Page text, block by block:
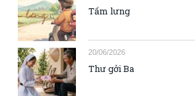
Tấm lưng
20/06/2026
Thư gởi Ba